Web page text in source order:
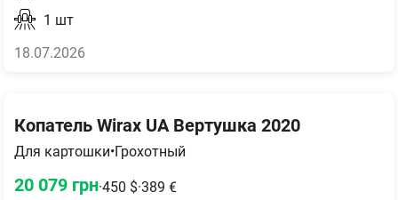
1 шт
18.07.2026
Копатель Wirax UA Вертушка 2020
Для картошки•Грохотный
20 079 грн·450 $·389 €